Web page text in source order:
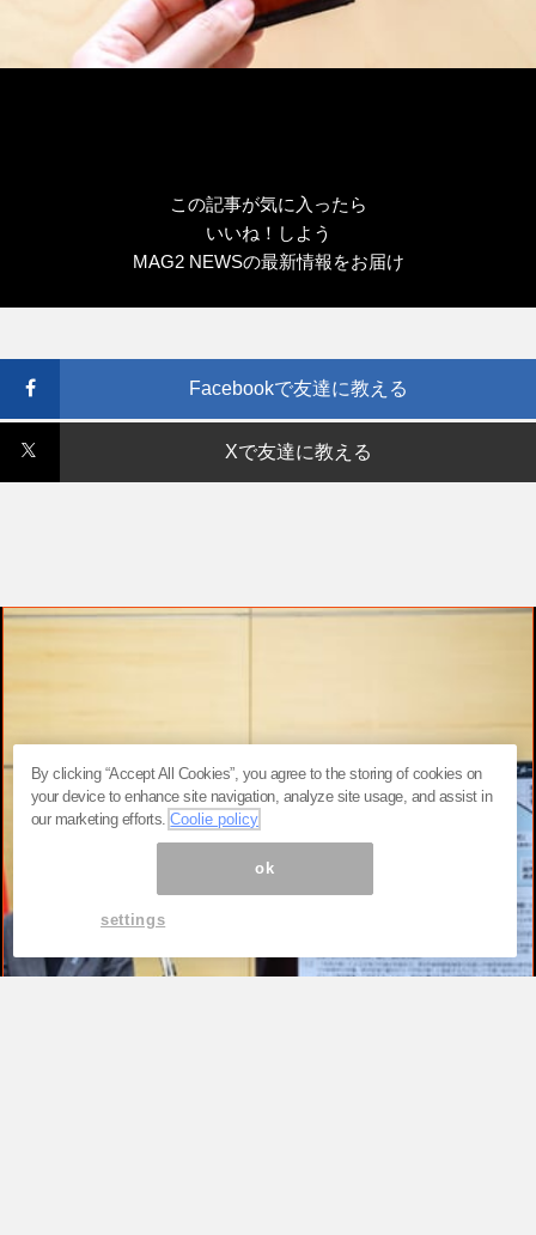
この記事が気に入ったら
いいね！しよう
MAG2 NEWSの最新情報をお届け
Facebookで友達に教える
Xで友達に教える
By clicking “Accept All Cookies”, you agree to the storing of cookies on
your device to enhance site navigation, analyze site usage, and assist in
our marketing efforts.Coolie policy
ok
settings